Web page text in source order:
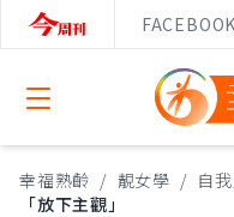
FACEBOOK
Open menu
幸福熟齡 / 靚女學 / 自
「放下主觀」